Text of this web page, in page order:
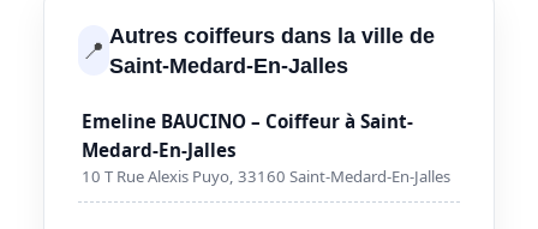
📍 Autres coiffeurs dans la ville de
Saint-Medard-En-Jalles
Emeline BAUCINO – Coiffeur à Saint-
Medard-En-Jalles
10 T Rue Alexis Puyo, 33160 Saint-Medard-En-Jalles